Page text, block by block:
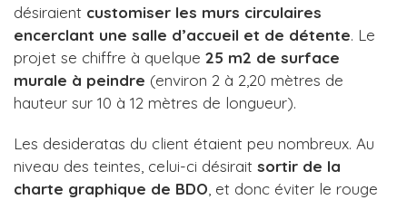
désiraient customiser les murs circulaires
encerclant une salle d’accueil et de détente. Le
projet se chiffre à quelque 25 m2 de surface
murale à peindre (environ 2 à 2,20 mètres de
hauteur sur 10 à 12 mètres de longueur).
Les desideratas du client étaient peu nombreux. Au
niveau des teintes, celui-ci désirait sortir de la
charte graphique de BDO , et donc éviter le rouge